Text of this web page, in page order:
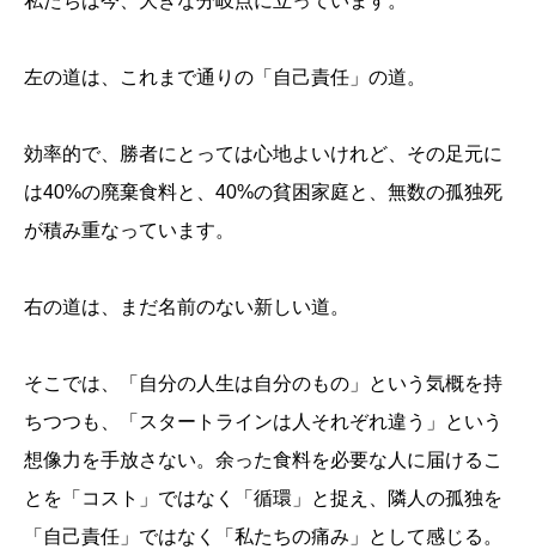
左の道は、これまで通りの「自己責任」の道。
効率的で、勝者にとっては心地よいけれど、その足元に
は40%の廃棄食料と、40%の貧困家庭と、無数の孤独死
が積み重なっています。
右の道は、まだ名前のない新しい道。
そこでは、「自分の人生は自分のもの」という気概を持
ちつつも、「スタートラインは人それぞれ違う」という
想像力を手放さない。余った食料を必要な人に届けるこ
とを「コスト」ではなく「循環」と捉え、隣人の孤独を
「自己責任」ではなく「私たちの痛み」として感じる。